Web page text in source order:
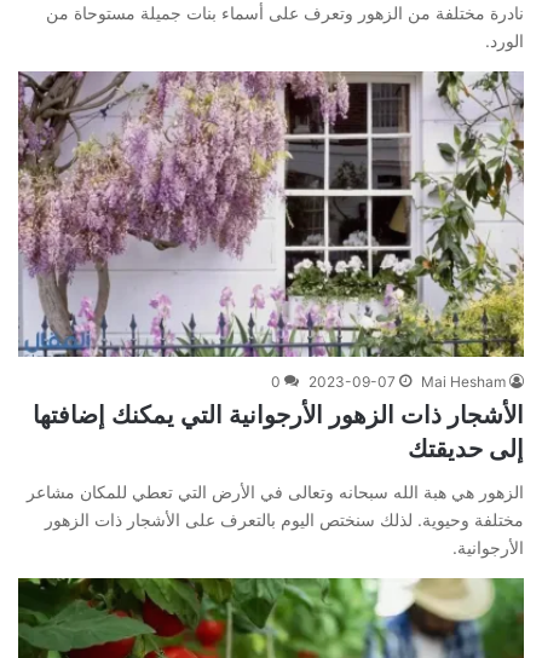
نادرة مختلفة من الزهور وتعرف على أسماء بنات جميلة مستوحاة من
الورد.
Mai Hesham
2023-09-07
0
الأشجار ذات الزهور الأرجوانية التي يمكنك إضافتها
إلى حديقتك
الزهور هي هبة الله سبحانه وتعالى في الأرض التي تعطي للمكان مشاعر
مختلفة وحيوية. لذلك سنختص اليوم بالتعرف على الأشجار ذات الزهور
الأرجوانية.